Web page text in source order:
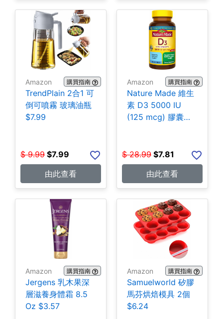
Amazon 購買指南
TrendPlain 2合1 可
倒可噴霧 玻璃油瓶
$7.99
$ 9.99 $7.99
由此查看
Amazon 購買指南
Nature Made 維生
素 D3 5000 IU
(125 mcg) 膠囊
$ 28.99 $7.81
由此查看
Amazon 購買指南
Jergens 乳木果深
層滋養身體霜 8.5
Oz $3.57
Amazon 購買指南
Samuelworld 矽膠
馬芬烘焙模具 2個
$6.24